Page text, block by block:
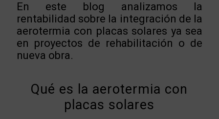
En este blog analizamos la
rentabilidad sobre la integración de la
aerotermia con placas solares ya sea
en proyectos de rehabilitación o de
nueva obra.
Qué es la aerotermia con
placas solares